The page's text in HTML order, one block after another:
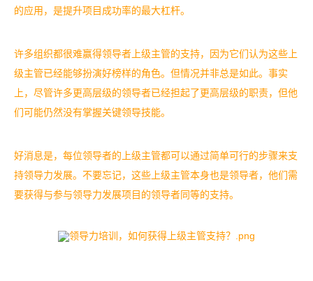
的应用，是提升项目成功率的最大杠杆。
许多组织都很难赢得领导者上级主管的支持，因为它们认为这些上
级主管已经能够扮演好榜样的角色。但情况并非总是如此。事实
上，尽管许多更高层级的领导者已经担起了更高层级的职责，但他
们可能仍然没有掌握关键领导技能。
好消息是，每位领导者的上级主管都可以通过简单可行的步骤来支
持领导力发展。不要忘记，这些上级主管本身也是领导者，他们需
要获得与参与领导力发展项目的领导者同等的支持。